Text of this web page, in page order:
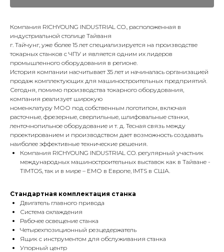
Компания RICHYOUNG INDUSTRIAL CO., расположенная в
индустриальной столице Тайваня
г. Тайчунг, уже более 15 лет специализируется на производстве
токарных станков с ЧПУ и является одним их лидеров
промышленного оборудования в регионе.
История компании насчитывает 35 лет и начиналась организацией
продаж комплектующих для машиностроительных предприятий.
Сегодня, помимо производства токарного оборудования,
компания реализует широкую
номенклатуру МОО под собственным логотипом, включая
расточные, фрезерные, сверлильные, шлифовальные станки,
ленточнопильное оборудование и т. д. Тесная связь между
проектированием и производством дает возможность создавать
наиболее эффективные технические решения.
Компания RICHYOUNG INDUSTRIAL CO. регулярный участник
международных машиностроительных выставок как в Тайване -
TIMTOS, так и в мире – ЕМО в Европе, IMTS в США.
Стандартная комплектация станка
Двигатель главного привода
Система охлаждения
Рабочее освещение станка
Четырехпозиционный резцедержатель
Ящик с инструментом для обслуживания станка
Упорный центр